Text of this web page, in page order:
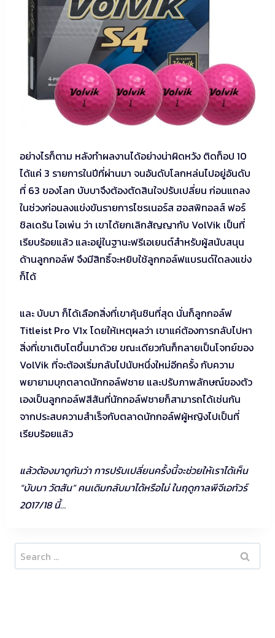
อย่างไรก็ตาม หลังทำผลงานได้อย่างน่าผิดหวัง ติดท็อป 10
ได้แค่ 3 รายการในปีที่ผ่านมา จนอันดับโลกหล่นไปอยู่อันดับ
ที่ 63 ของโลก บับบาจึงต้องตัดสินใจปรับเปลี่ยน ก่อนแถลง
ในช่วงก่อนลงแข่งขันรายการไชรเนอร์ส ฮอสพิทอลส์ ฟอร์
ชิลเดร้น โอเพ่น ว่า เขาได้ยกเลิกสัญญากับ VolVik เป็นที่
เรียบร้อยแล้ว และอยู่ในฐานะฟรีเอเยนต์สำหรับผู้สนับสนุน
ด้านลูกกอล์ฟ จึงมีสิทธิ์จะหยิบใช้ลูกกอล์ฟแบรนด์ใดลงแข่ง
ก็ได้
และ บับบา ก็ได้เลือกสิ่งที่เขาคุ้นชินที่สุด นั่นก็ลูกกอล์ฟ
Titleist Pro V1x โดยให้เหตุผลว่า เขาแค่ต้องการกลับไปหา
สิ่งที่เขาเติบโตขึ้นมาด้วย ขณะเดียวกันก็กลายเป็นโจทย์ของ
VolVik ที่จะต้องเริ่มกลับไปนับหนึ่งใหม่อีกครั้ง กับความ
พยายามบุกตลาดนักกอล์ฟชาย และปรับภาพลักษณ์ของตัว
เองเป็นลูกกอล์ฟสีสันที่นักกอล์ฟชายก็สามารถได้เช่นกัน
จากประสบความสำเร็จกับตลาดนักกอล์ฟผู้หญิงไปเป็นที่
เรียบร้อยแล้ว
แล้วต้องมาดูกันว่า การปรับเปลี่ยนครั้งนี้จะช่วยให้เราได้เห็น
“บับบา วัตสัน” คนเดิมกลับมาได้หรือไม่ ในฤดูกาลพีจีเอทัวร์
2017/18 นี้…
Search
for: